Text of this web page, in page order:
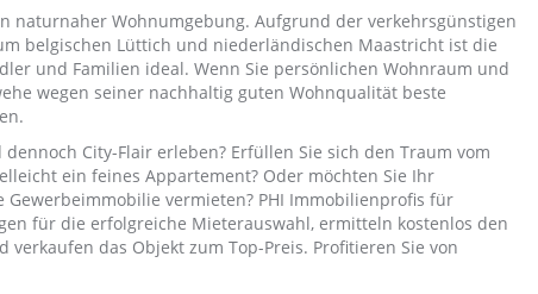
naturnaher Wohnumgebung. Aufgrund der verkehrsgünstigen
belgischen Lüttich und niederländischen Maastricht ist die
und Familien ideal. Wenn Sie persönlichen Wohnraum und
wegen seiner nachhaltig guten Wohnqualität beste
City-Flair erleben? Erfüllen Sie sich den Traum vom
ein feines Appartement? Oder möchten Sie Ihr
vermieten? PHI Immobilienprofis für
für die erfolgreiche Mieterauswahl, ermitteln kostenlos den
das Objekt zum Top-Preis. Profitieren Sie von